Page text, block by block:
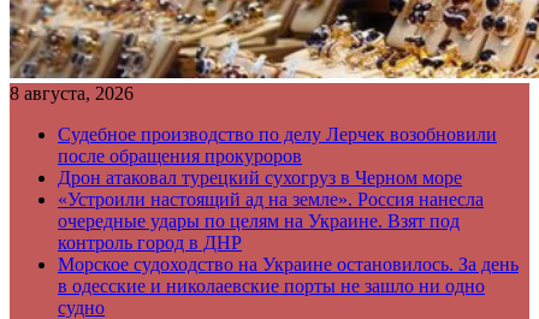
8 августа, 2026
Судебное производство по делу Лерчек возобновили
после обращения прокуроров
Дрон атаковал турецкий сухогруз в Черном море
«Устроили настоящий ад на земле». Россия нанесла
очередные удары по целям на Украине. Взят под
контроль город в ДНР
Морское судоходство на Украине остановилось. За день
в одесские и николаевские порты не зашло ни одно
судно